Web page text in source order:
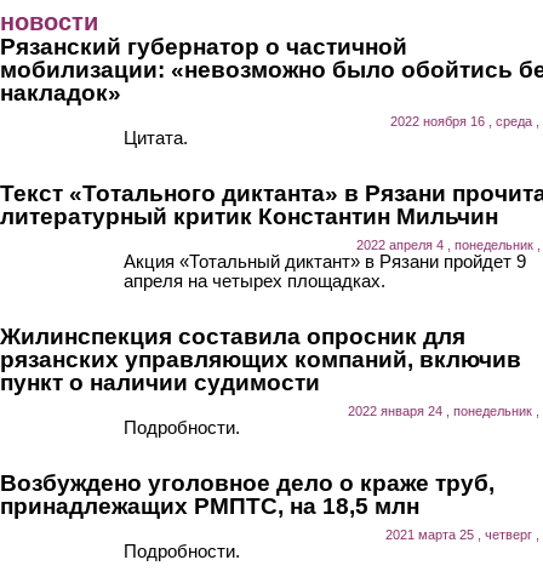
новости
Рязанский губернатор о частичной
мобилизации: «невозможно было обойтись
накладок»
2022 ноября 16 , среда ,
Цитата.
Текст «Тотального диктанта» в Рязани
литературный критик Константин Мильчин
2022 апреля 4 , понедельник ,
Акция «Тотальный диктант» в Рязани пройдет 9
апреля на четырех площадках.
Жилинспекция составила опросник для
рязанских управляющих компаний, включив
пункт о наличии судимости
2022 января 24 , понедельник ,
Подробности.
Возбуждено уголовное дело о краже труб,
принадлежащих РМПТС, на 18,5 млн
2021 марта 25 , четверг ,
Подробности.